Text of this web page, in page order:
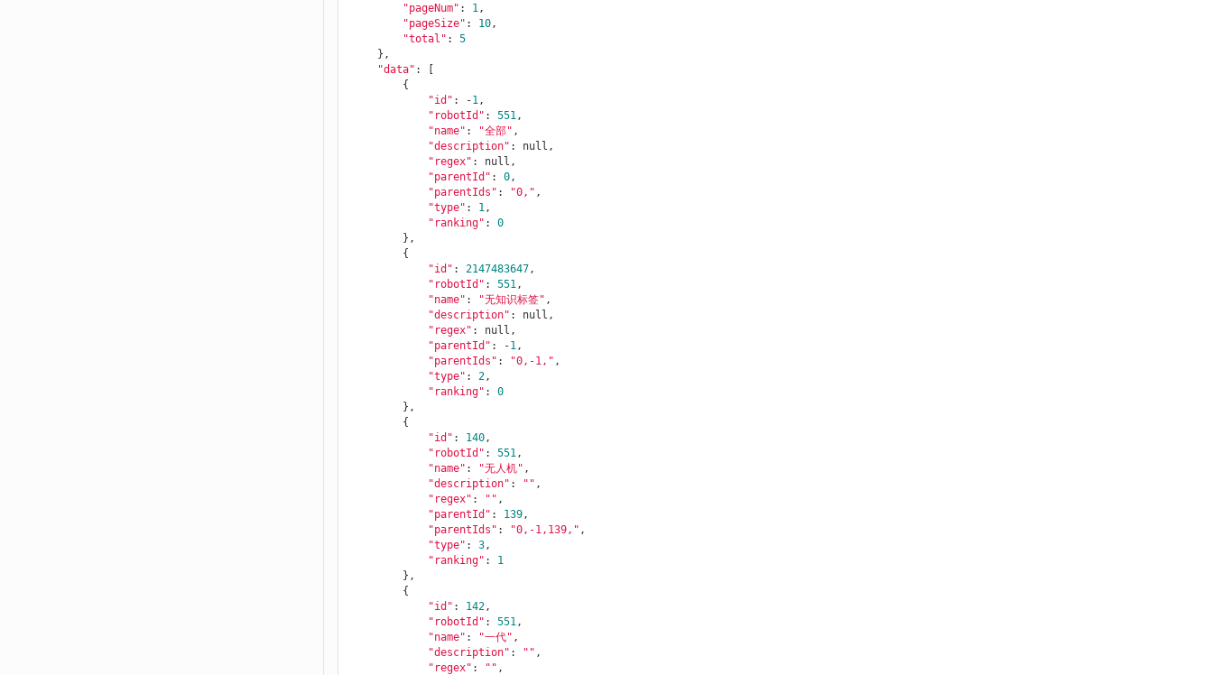
"pageNum" : 1 ,
"pageSize" : 10 ,
"total" : 5
"data" : [
"id" : -1 ,
"robotId" : 551 ,
"name" : "全部" ,
"description" : null,
"regex" : null,
"parentId" : 0 ,
"parentIds" : "0," ,
"type" : 1 ,
"ranking" : 0
"id" : 2147483647 ,
"robotId" : 551 ,
"name" : "无知识标签" ,
"description" : null,
"regex" : null,
"parentId" : -1 ,
"parentIds" : "0,-1," ,
"type" : 2 ,
"ranking" : 0
"id" : 140 ,
"robotId" : 551 ,
"name" : "无人机" ,
"description" : "" ,
"regex" : "" ,
"parentId" : 139 ,
"parentIds" : "0,-1,139," ,
"type" : 3 ,
"ranking" : 1
"id" : 142 ,
"robotId" : 551 ,
"name" : "一代" ,
"description" : "" ,
"regex" : "" ,